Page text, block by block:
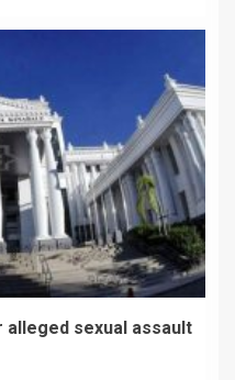
sexual assault